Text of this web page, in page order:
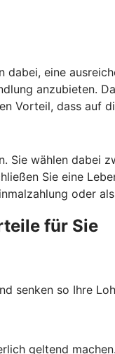
eine
anzubieten.
dass auf
wählen dabei
Sie eine
oder
für Sie
senken so Ihre
geltend machen.